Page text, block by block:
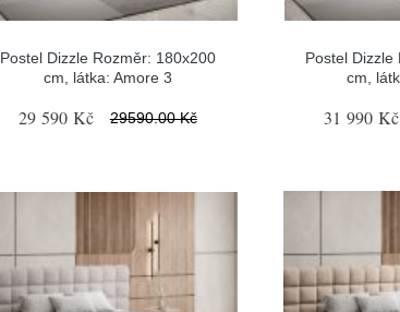
Postel Dizzle Rozměr: 180x200
cm, látka: Amore 3
29 590 Kč 29590.00 Kč
Postel Dizzle
cm,
31 990 Kč